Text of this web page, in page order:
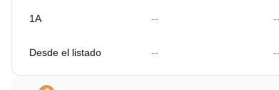
1A -- --
Desde el listado -- --